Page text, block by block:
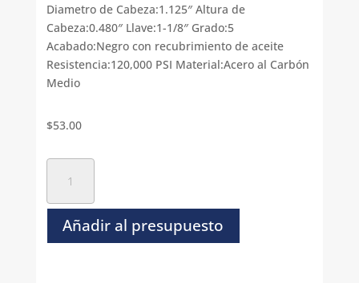
Diametro de Cabeza:1.125″ Altura de
Cabeza:0.480″ Llave:1-1/8″ Grado:5
Acabado:Negro con recubrimiento de aceite
Resistencia:120,000 PSI Material:Acero al Carbón
Medio
$53.00
Hexagonal
Negro
Grado
5
Añadir al presupuesto